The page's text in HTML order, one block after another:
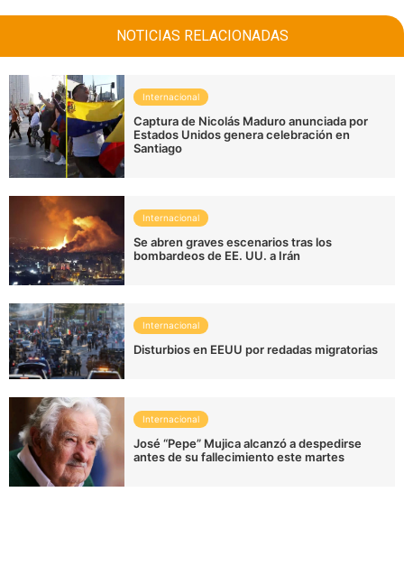
NOTICIAS RELACIONADAS
Internacional
Captura de Nicolás Maduro anunciada por
Estados Unidos genera celebración en
Santiago
Internacional
Se abren graves escenarios tras los
bombardeos de EE. UU. a Irán
Internacional
Disturbios en EEUU por redadas migratorias
Internacional
José “Pepe” Mujica alcanzó a despedirse
antes de su fallecimiento este martes